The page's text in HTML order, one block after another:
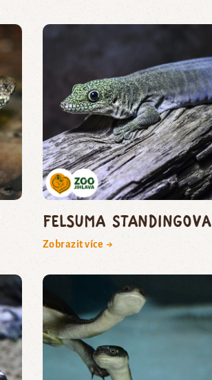
felsuma Standingova
Zobrazit více →